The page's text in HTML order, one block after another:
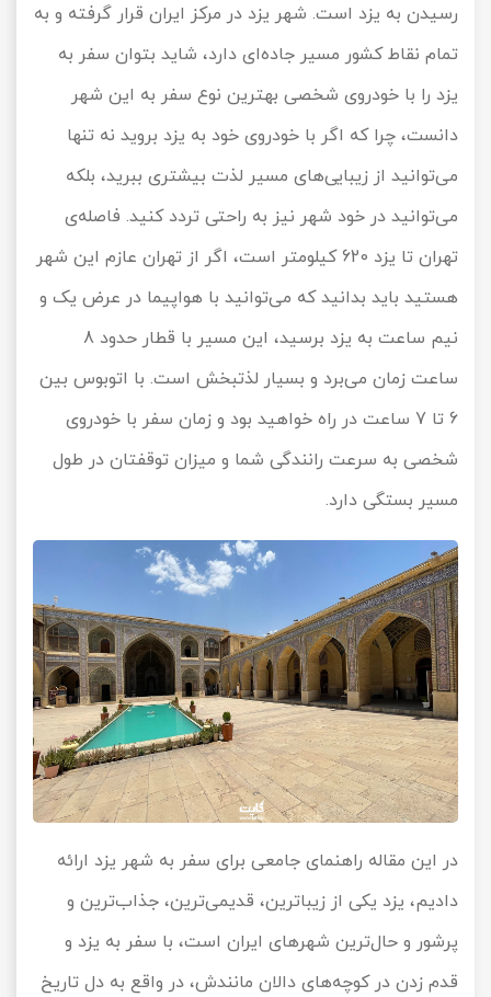
رسیدن به یزد است. شهر یزد در مرکز ایران قرار گرفته و به
تمام نقاط کشور مسیر جاده‌ای دارد، شاید بتوان سفر به
یزد را با خودروی شخصی بهترین نوع سفر به این شهر
دانست، چرا که اگر با خودروی خود به یزد بروید نه تنها
می‌توانید از زیبایی‌های مسیر لذت بیشتری ببرید، بلکه
می‌توانید در خود شهر نیز به راحتی تردد کنید. فاصله‌ی
تهران تا یزد 620 کیلومتر است، اگر از تهران عازم این شهر
هستید باید بدانید که می‌توانید با هواپیما در عرض یک و
نیم ساعت به یزد برسید، این مسیر با قطار حدود 8
ساعت زمان می‌برد و بسیار لذتبخش است. با اتوبوس بین
6 تا 7 ساعت در راه خواهید بود و زمان سفر با خودروی
شخصی به سرعت رانندگی شما و میزان توقفتان در طول
مسیر بستگی دارد.
در این مقاله راهنمای جامعی برای سفر به شهر یزد ارائه
دادیم، یزد یکی از زیباترین، قدیمی‌ترین، جذاب‌ترین و
پرشور و حال‌ترین شهرهای ایران است، با سفر به یزد و
قدم زدن در کوچه‌های دالان مانندش، در واقع به دل تاریخ